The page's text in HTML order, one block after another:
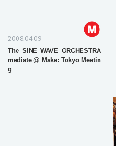
2008.04.09
The SINE WAVE ORCHESTRA
mediate @ Make: Tokyo Meetin
g